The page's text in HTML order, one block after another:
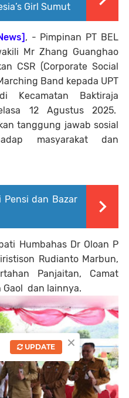
Girl Sumut
, - Pimpinan PT BEL
Mr Zhang Guanghao
CSR (Corporate Social
Band kepada UPT
Kecamatan Baktiraja
12 Agustus 2025.
tanggung jawab sosial
masyarakat dan
Pensi dan Bazar
Humbahas Dr Oloan P
Rudianto Marbun,
Panjaitan, Camat
Gaol dan lainnya.
×
UPDATE